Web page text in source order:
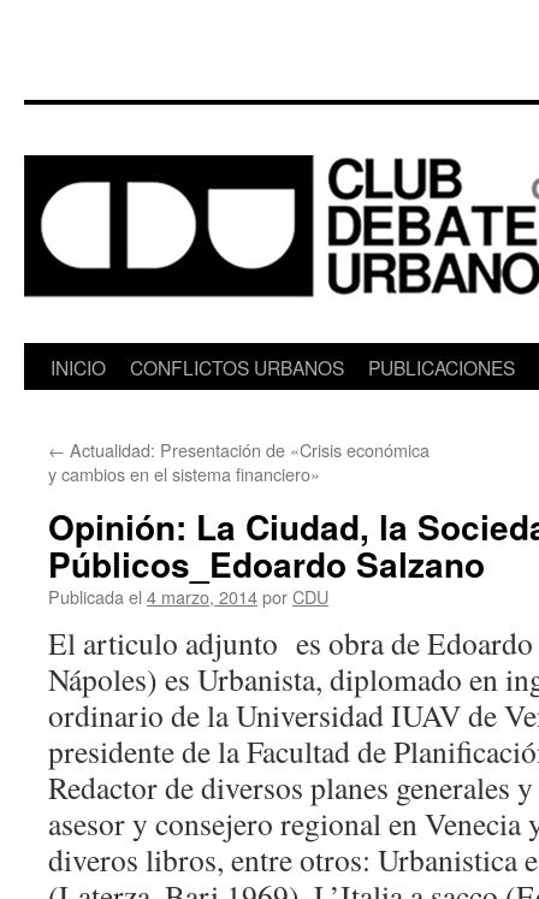
Saltar
contenido
INICIO CONFLICTOS URBANOS PUBLICACIONES
← Actualidad: Presentación de «Crisis económica
y cambios en el sistema financiero»
Opinión: La Ciudad, la
Públicos_Edoardo Salzano
Publicada el 4 marzo, 2014porCDU
El articulo adjunto es obra de Edoardo
Nápoles) es Urbanista, diplomado en
ordinario de la Universidad IUAV de
presidente de la Facultad de
Redactor de diversos planes generales
asesor y consejero regional en Venecia
diveros libros, entre otros: Urbanistica